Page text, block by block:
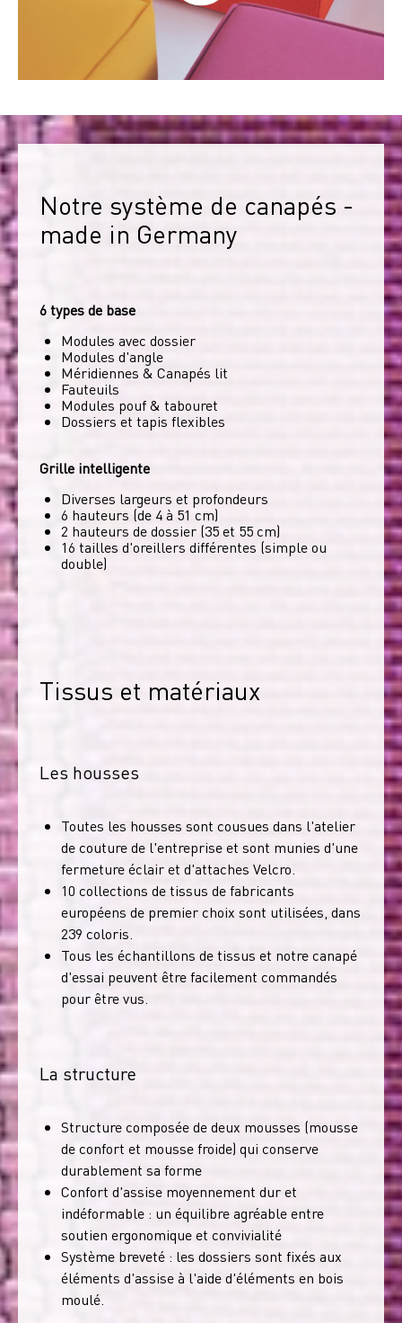
Notre système de canapés -
made in Germany
6 types de base
Modules avec dossier
Modules d'angle
Méridiennes & Canapés lit
Fauteuils
Modules pouf & tabouret
Dossiers et tapis flexibles
Grille intelligente
Diverses largeurs et profondeurs
6 hauteurs (de 4 à 51 cm)
2 hauteurs de dossier (35 et 55 cm)
16 tailles d'oreillers différentes (simple ou
double)
Tissus et matériaux
Les housses
Toutes les housses sont cousues dans l'atelier
de couture de l'entreprise et sont munies d'une
fermeture éclair et d'attaches Velcro.
10 collections de tissus de fabricants
européens de premier choix sont utilisées, dans
239 coloris.
Tous les échantillons de tissus et notre canapé
d'essai peuvent être facilement commandés
pour être vus.
La structure
Structure composée de deux mousses (mousse
de confort et mousse froide) qui conserve
durablement sa forme
Confort d'assise moyennement dur et
indéformable : un équilibre agréable entre
soutien ergonomique et convivialité
Système breveté : les dossiers sont fixés aux
éléments d'assise à l'aide d'éléments en bois
moulé.